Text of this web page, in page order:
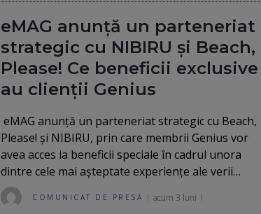
eMAG anunță un parteneriat
strategic cu NIBIRU și Beach,
Please! Ce beneficii exclusive
au clienții Genius
eMAG anunță un parteneriat strategic cu Beach,
Please! și NIBIRU, prin care membrii Genius vor
avea acces la beneficii speciale în cadrul unora
dintre cele mai așteptate experiențe ale verii…
COMUNICAT DE PRESĂ acum 3 luni